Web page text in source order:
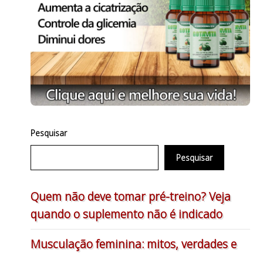
Pesquisar
Pesquisar
Quem não deve tomar pré-treino? Veja
quando o suplemento não é indicado
Musculação feminina: mitos, verdades e